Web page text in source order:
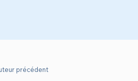
précédent